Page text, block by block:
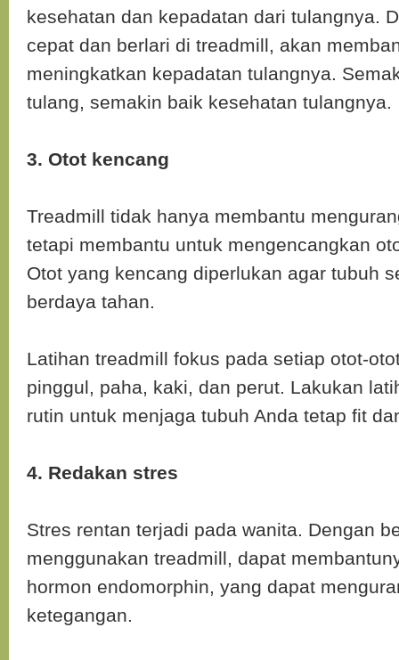
kesehatan dan kepadatan dari tulangnya.
cepat dan berlari di treadmill, akan
meningkatkan kepadatan tulangnya.
tulang, semakin baik kesehatan tulangnya.
3. Otot kencang
Treadmill tidak hanya membantu
tetapi membantu untuk mengencangkan
Otot yang kencang diperlukan agar tubuh
berdaya tahan.
Latihan treadmill fokus pada setiap otot-
pinggul, paha, kaki, dan perut. Lakukan
rutin untuk menjaga tubuh Anda tetap fit
4. Redakan stres
Stres rentan terjadi pada wanita. Dengan
menggunakan treadmill, dapat
hormon endomorphin, yang dapat
ketegangan.